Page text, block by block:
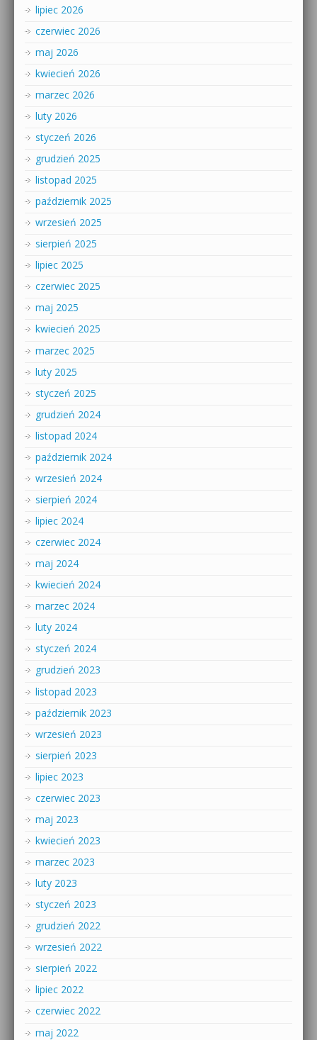
lipiec 2026
czerwiec 2026
maj 2026
kwiecień 2026
marzec 2026
luty 2026
styczeń 2026
grudzień 2025
listopad 2025
październik 2025
wrzesień 2025
sierpień 2025
lipiec 2025
czerwiec 2025
maj 2025
kwiecień 2025
marzec 2025
luty 2025
styczeń 2025
grudzień 2024
listopad 2024
październik 2024
wrzesień 2024
sierpień 2024
lipiec 2024
czerwiec 2024
maj 2024
kwiecień 2024
marzec 2024
luty 2024
styczeń 2024
grudzień 2023
listopad 2023
październik 2023
wrzesień 2023
sierpień 2023
lipiec 2023
czerwiec 2023
maj 2023
kwiecień 2023
marzec 2023
luty 2023
styczeń 2023
grudzień 2022
wrzesień 2022
sierpień 2022
lipiec 2022
czerwiec 2022
maj 2022